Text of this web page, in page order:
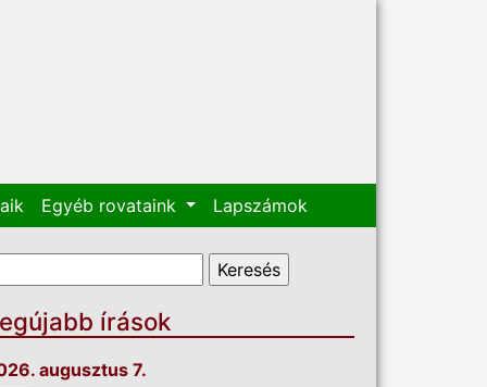
Egyéb rovataink Lapszámok
űrlap
írások
augusztus 7.